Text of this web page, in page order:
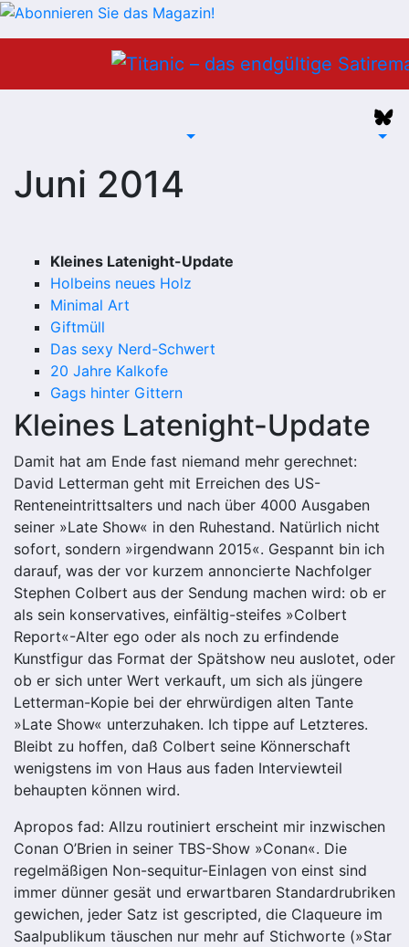
Juni 2014
Kleines Latenight-Update
Holbeins neues Holz
Minimal Art
Giftmüll
Das sexy Nerd-Schwert
20 Jahre Kalkofe
Gags hinter Gittern
Kleines Latenight-Update
Damit hat am Ende fast niemand mehr gerechnet:
David Letterman geht mit Erreichen des US-
Renteneintrittsalters und nach über 4000 Ausgaben
seiner »Late Show« in den Ruhestand. Natürlich nicht
sofort, sondern »irgendwann 2015«. Gespannt bin ich
darauf, was der vor kurzem annoncierte Nachfolger
Stephen Colbert aus der Sendung machen wird: ob er
als sein konservatives, einfältig-steifes »Colbert
Report«-Alter ego oder als noch zu erfindende
Kunstfigur das Format der Spätshow neu auslotet, oder
ob er sich unter Wert verkauft, um sich als jüngere
Letterman-Kopie bei der ehrwürdigen alten Tante
»Late Show« unterzuhaken. Ich tippe auf Letzteres.
Bleibt zu hoffen, daß Colbert seine Könnerschaft
wenigstens im von Haus aus faden Interviewteil
behaupten können wird.
Apropos fad: Allzu routiniert erscheint mir inzwischen
Conan O’Brien in seiner TBS-Show »Conan«. Die
regelmäßigen Non-sequitur-Einlagen von einst sind
immer dünner gesät und erwartbaren Standardrubriken
gewichen, jeder Satz ist gescripted, die Claqueure im
Saalpublikum täuschen nur mehr auf Stichworte (»Star